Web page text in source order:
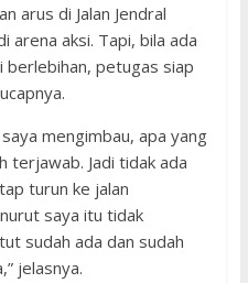
arus di Jalan Jendral
arena aksi. Tapi, bila ada
berlebihan, petugas siap
mengimbau, apa yang
terjawab. Jadi tidak ada
turun ke jalan
saya itu tidak
sudah ada dan sudah
jelasnya.